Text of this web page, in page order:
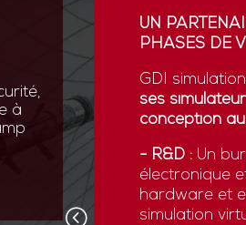
à
R&D
et
UN
PHASES DE
GDI
ses
conception
- R&D : Un
électronique
hardware et
simulation